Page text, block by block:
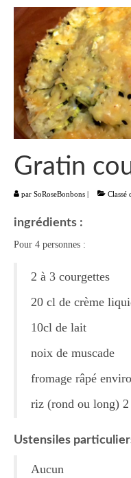
Suivez nous
Instagram
Pinterest
Facebook
Liste
Aumônières
Pâtes Riz
Poissons
Gratin
par SoRoseBonbons | Classé
ingrédients :
Pour 4 personnes :
2 à 3 courgettes
20 cl de crème
10cl de lait
noix de muscade
fromage râpé
riz (rond ou long) 2
Ustensiles
Aucun